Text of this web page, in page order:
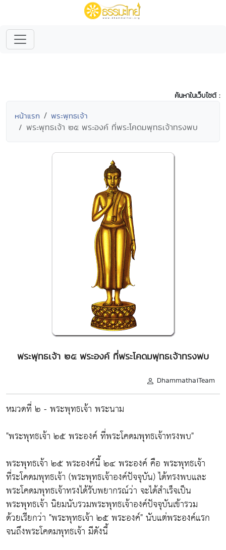
ค้นหาในเว็บไซต์ :
หน้าแรก พระพุทธเจ้า
พระพุทธเจ้า ๒๕ พระองค์ ที่พระโคดมพุทธเจ้าทรงพบ
พระพุทธเจ้า ๒๕ พระองค์ ที่พระโคดมพุทธเจ้าทรงพบ
DhammathaiTeam
หมวดที่ ๒ - พระพุทธเจ้า พระนาม
"พระพุทธเจ้า ๒๕ พระองค์ ที่พระโคดมพุทธเจ้าทรงพบ"
พระพุทธเจ้า ๒๕ พระองค์นี้ ๒๔ พระองค์ คือ พระพุทธเจ้า
ที่ระโคดมพุทธเจ้า (พระพุทธเจ้าองค์ปัจจุบัน) ได้ทรงพบและ
พระโคดมพุทธเจ้าทรงได้รับพยากรณ์ว่า จะได้สำเร็จเป็น
พระพุทธเจ้า นิยมนับรวมพระพุทธเจ้าองค์ปัจจุบันเข้ารวม
ด้วยเรียกว่า "พระพุทธเจ้า ๒๕ พระองค์" นับแต่พระองค์แรก
จนถึงพระโคดมพุทธเจ้า มีดังนี้